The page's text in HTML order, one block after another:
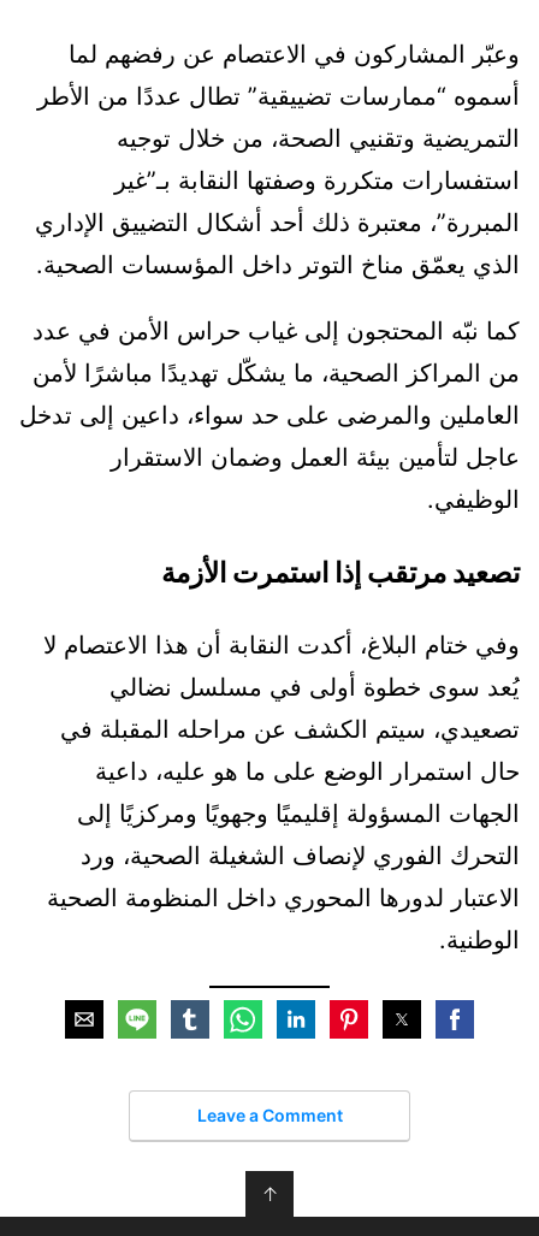
وعبّر المشاركون في الاعتصام عن رفضهم لما
أسموه “ممارسات تضييقية” تطال عددًا من الأطر
التمريضية وتقنيي الصحة، من خلال توجيه
استفسارات متكررة وصفتها النقابة بـ”غير
المبررة”، معتبرة ذلك أحد أشكال التضييق الإداري
الذي يعمّق مناخ التوتر داخل المؤسسات الصحية.
كما نبّه المحتجون إلى غياب حراس الأمن في عدد
من المراكز الصحية، ما يشكّل تهديدًا مباشرًا لأمن
العاملين والمرضى على حد سواء، داعين إلى تدخل
عاجل لتأمين بيئة العمل وضمان الاستقرار
الوظيفي.
تصعيد مرتقب إذا استمرت الأزمة
وفي ختام البلاغ، أكدت النقابة أن هذا الاعتصام لا
يُعد سوى خطوة أولى في مسلسل نضالي
تصعيدي، سيتم الكشف عن مراحله المقبلة في
حال استمرار الوضع على ما هو عليه، داعية
الجهات المسؤولة إقليميًا وجهويًا ومركزيًا إلى
التحرك الفوري لإنصاف الشغيلة الصحية، ورد
الاعتبار لدورها المحوري داخل المنظومة الصحية
الوطنية.
Leave a Comment
↑